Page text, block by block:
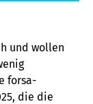
und wollen
forsa-
die die